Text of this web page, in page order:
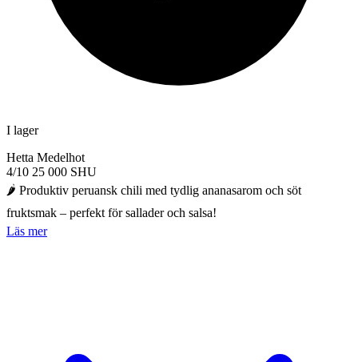
I lager
Hetta Medelhot
4/10 25 000 SHU
🌶️ Produktiv peruansk chili med tydlig ananasarom och söt
fruktsmak – perfekt för sallader och salsa!
Läs mer